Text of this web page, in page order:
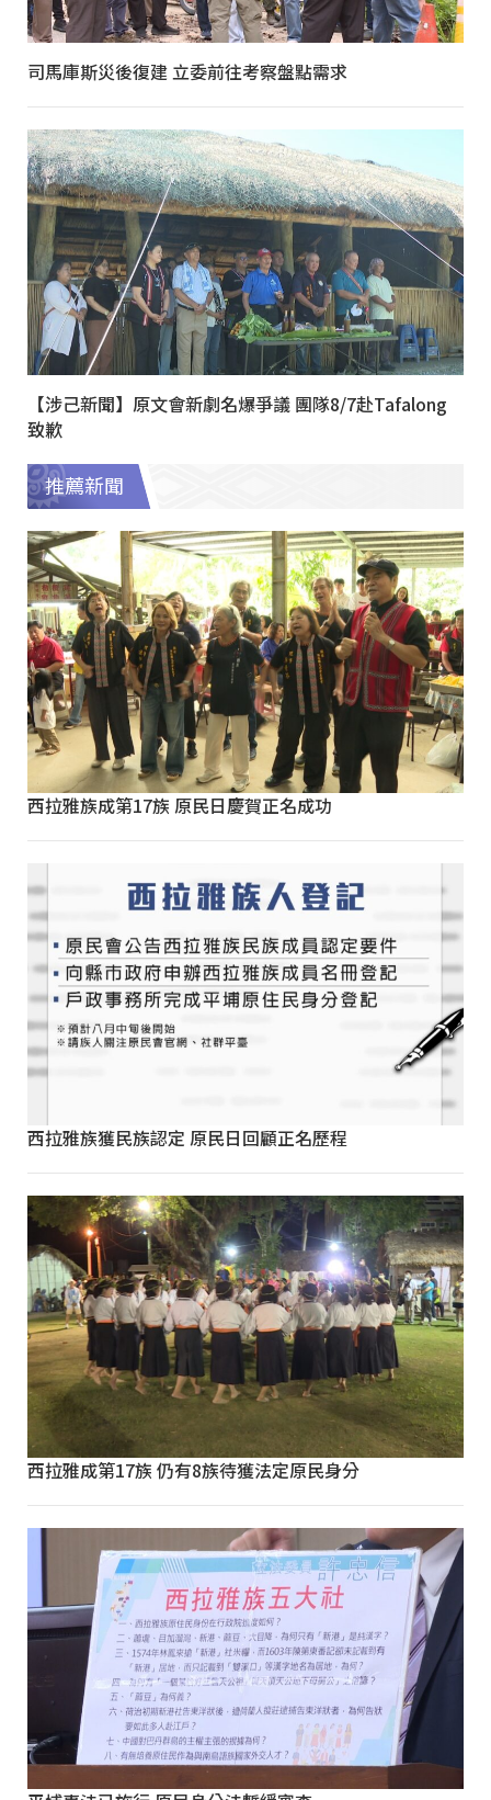
司馬庫斯災後復建 立委前往考察盤點需求
【涉己新聞】原文會新劇名爆爭議 團隊8/7赴Tafalong
致歉
推薦新聞
西拉雅族成第17族 原民日慶賀正名成功
西拉雅族獲民族認定 原民日回顧正名歷程
西拉雅成第17族 仍有8族待獲法定原民身分